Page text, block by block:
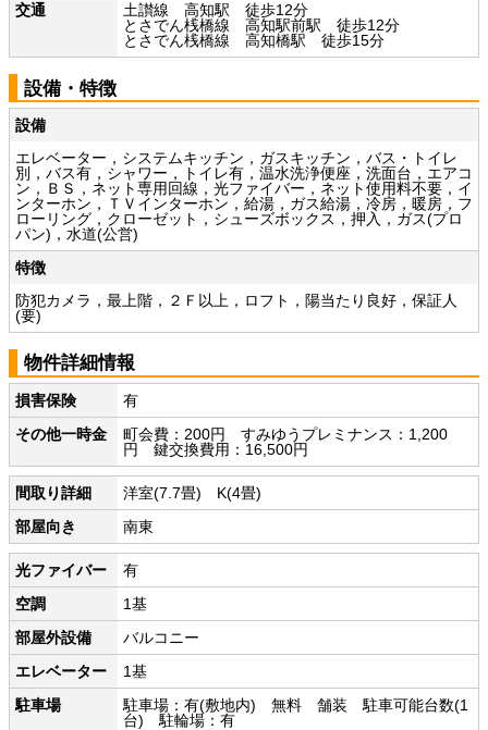
交通
土讃線 高知駅 徒歩12分
とさでん桟橋線 高知駅前駅 徒歩12分
とさでん桟橋線 高知橋駅 徒歩15分
設備・特徴
設備
エレベーター，システムキッチン，ガスキッチン，バス・トイレ
別，バス有，シャワー，トイレ有，温水洗浄便座，洗面台，エアコ
ン，ＢＳ，ネット専用回線，光ファイバー，ネット使用料不要，イ
ンターホン，ＴＶインターホン，給湯，ガス給湯，冷房，暖房，フ
ローリング，クローゼット，シューズボックス，押入，ガス(プロ
パン)，水道(公営)
特徴
防犯カメラ，最上階，２Ｆ以上，ロフト，陽当たり良好，保証人
(要)
物件詳細情報
損害保険
有
その他一時金
町会費：200円 すみゆうプレミナンス：1,200
円 鍵交換費用：16,500円
間取り詳細
洋室(7.7畳) K(4畳)
部屋向き
南東
光ファイバー
有
空調
1基
部屋外設備
バルコニー
エレベーター
1基
駐車場
駐車場：有(敷地内) 無料 舗装 駐車可能台数(1
台) 駐輪場：有